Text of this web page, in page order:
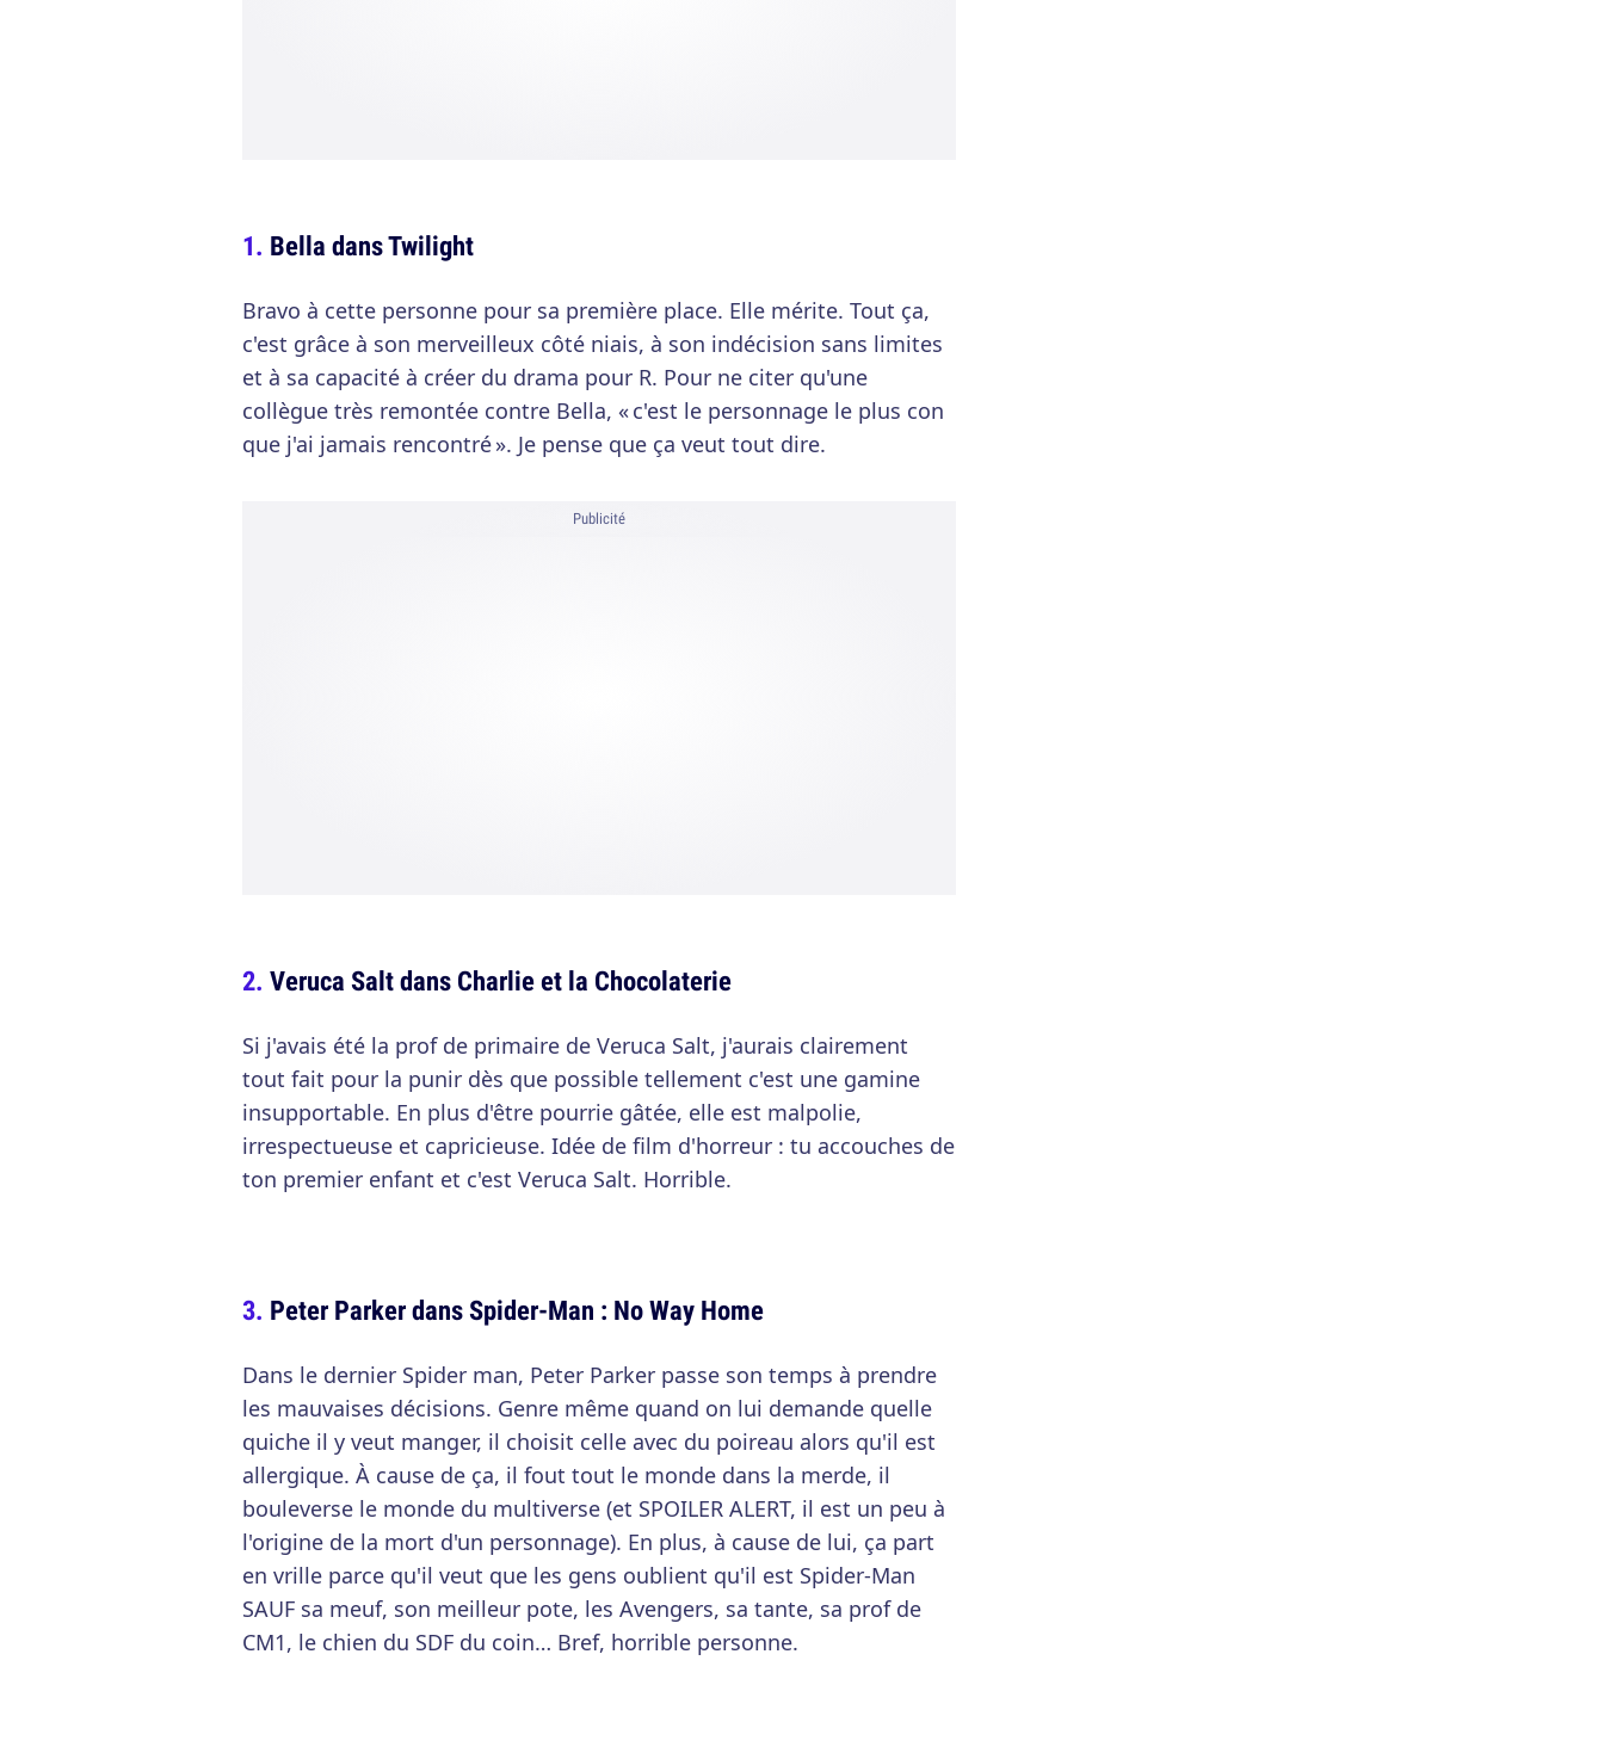
Bella dans Twilight
Bravo à cette personne pour sa première place. Elle mérite. Tout ça,
c'est grâce à son merveilleux côté niais, à son indécision sans limites
et à sa capacité à créer du drama pour R. Pour ne citer qu'une
collègue très remontée contre Bella, « c'est le personnage le plus con
que j'ai jamais rencontré ». Je pense que ça veut tout dire.
Publicité
Veruca Salt dans Charlie et la Chocolaterie
Si j'avais été la prof de primaire de Veruca Salt, j'aurais clairement
tout fait pour la punir dès que possible tellement c'est une gamine
insupportable. En plus d'être pourrie gâtée, elle est malpolie,
irrespectueuse et capricieuse. Idée de film d'horreur : tu accouches de
ton premier enfant et c'est Veruca Salt. Horrible.
Peter Parker dans Spider-Man : No Way Home
Dans le dernier Spider man, Peter Parker passe son temps à prendre
les mauvaises décisions. Genre même quand on lui demande quelle
quiche il y veut manger, il choisit celle avec du poireau alors qu'il est
allergique. À cause de ça, il fout tout le monde dans la merde, il
bouleverse le monde du multiverse (et SPOILER ALERT, il est un peu à
l'origine de la mort d'un personnage). En plus, à cause de lui, ça part
en vrille parce qu'il veut que les gens oublient qu'il est Spider-Man
SAUF sa meuf, son meilleur pote, les Avengers, sa tante, sa prof de
CM1, le chien du SDF du coin… Bref, horrible personne.